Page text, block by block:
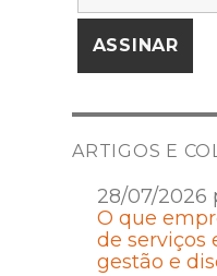
ARTIGOS E
28/07/2026
O que
de serviços
gestão e